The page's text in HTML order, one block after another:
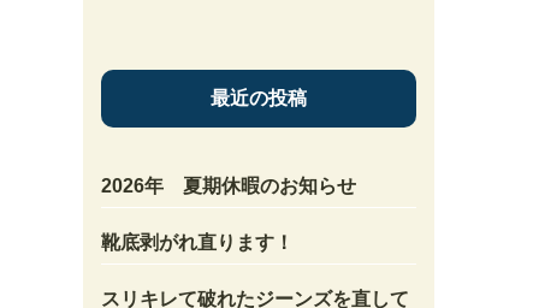
最近の投稿
2026年 夏期休暇のお知らせ
靴底剥がれ直ります！
スリキレて破れたジーンズを直して